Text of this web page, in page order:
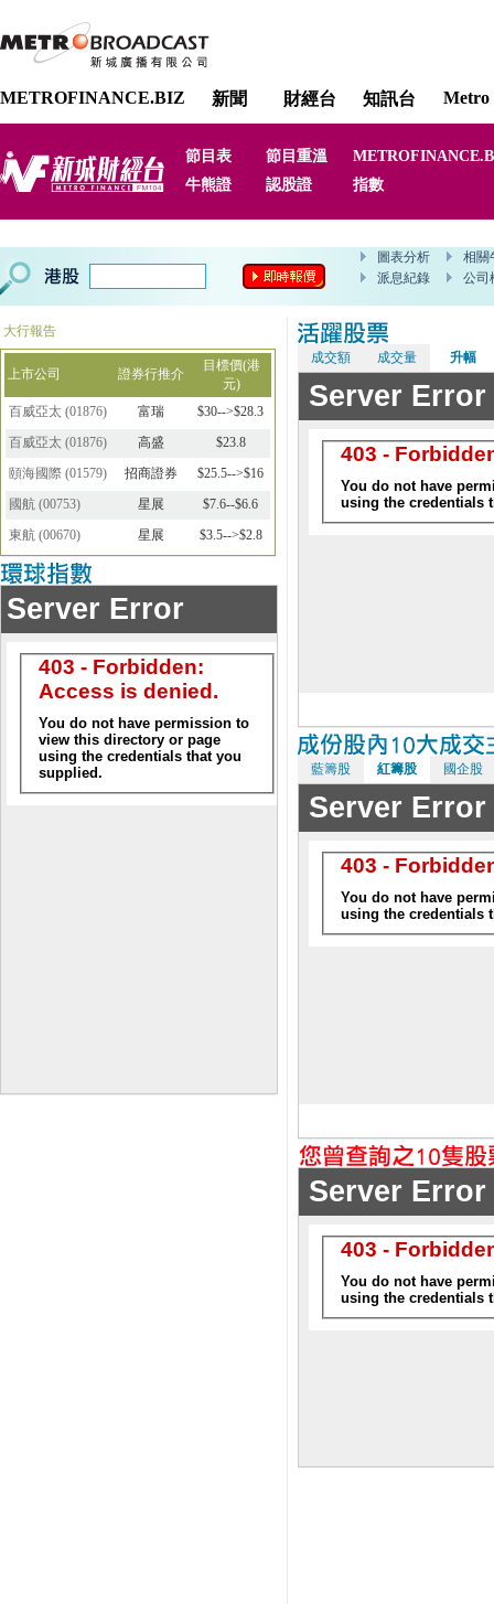
METROFINANCE.BIZ 新聞 財經台 知訊台 Metro
節目表 節目重溫
牛熊證
認股證 指數
大行報告
上市公司 證券行推介
目標價(港
元)
百威亞太 (01876) 富瑞
$30-->$28.3
百威亞太 (01876) 高盛
$23.8
頤海國際 (01579) 招商證券
$25.5-->$16
國航 (00753) 星展
$7.6--$6.6
東航 (00670) 星展 $3.5-->$2.8
成交額 成交量 升幅
藍籌股 紅籌股 國企股